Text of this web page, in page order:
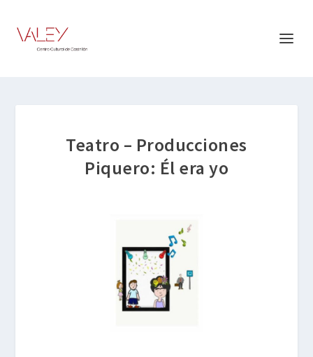
Teatro – Producciones
Piquero: Él era yo